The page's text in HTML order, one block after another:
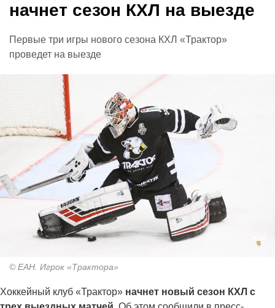
начнет сезон КХЛ на выезде
Первые три игры нового сезона КХЛ «Трактор»
проведет на выезде
© ЕАН. Игрок «Трактора»
Хоккейный клуб «Трактор» начнет новый сезон КХЛ с